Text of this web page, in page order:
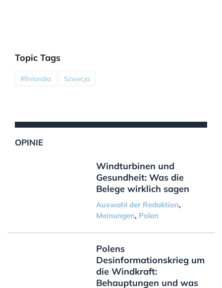
Topic Tags
#finlandia Szwecja
OPINIE
Windturbinen und
Gesundheit: Was die
Belege wirklich sagen
Auswahl der Redaktion,
Meinungen, Polen
Polens
Desinformationskrieg um
die Windkraft:
Behauptungen und was